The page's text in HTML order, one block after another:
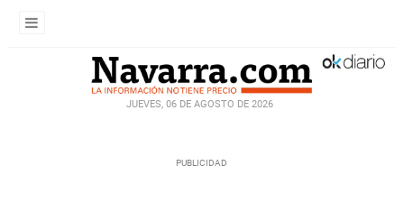
JUEVES, 06 DE AGOSTO DE 2026